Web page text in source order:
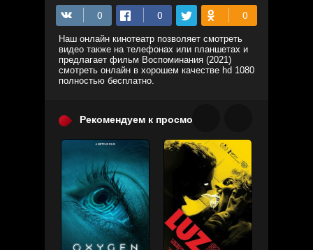
Наш онлайн кинотеатр позволяет смотреть
видео также на телефонах или планшетах и
предлагает фильм Воспоминания (2021)
смотреть онлайн в хорошем качестве hd 1080
полностью бесплатно.
Рекомендуем к просмотру: